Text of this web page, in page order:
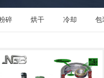
碎 烘干 冷却 包